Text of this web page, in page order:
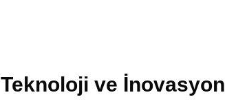
Teknoloji ve İnovasyon